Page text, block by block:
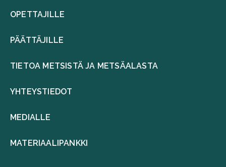
OPETTAJILLE
PÄÄTTÄJILLE
TIETOA METSISTÄ JA METSÄALASTA
YHTEYSTIEDOT
MEDIALLE
MATERIAALIPANKKI